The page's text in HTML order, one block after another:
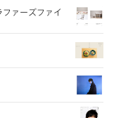
ァーズファイル 2021年